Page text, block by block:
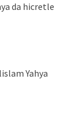
da hicretle
Yahya